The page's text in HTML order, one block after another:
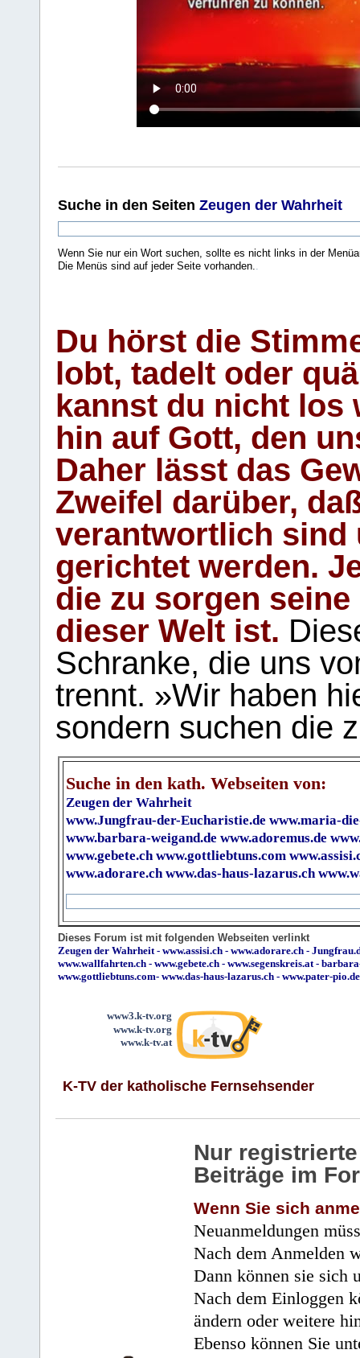
Suche in den Seiten Zeugen der Wahrheit
Wenn Sie nur ein Wort suchen, sollte es nicht links in der
Die Menüs sind auf jeder Seite vorhanden..
Du hörst die
lobt, tadelt oder
kannst du nicht los
hin auf Gott, den
Daher lässt das
Zweifel darüber,
verantwortlich sind
gerichtet werden.
die zu sorgen
dieser Welt ist.
Schranke, die uns
trennt. »Wir haben
sondern suchen die
Suche in den kath. Webseiten von:
Zeugen der Wahrheit
www.Jungfrau-der-Eucharistie.de www.maria-
www.barbara-weigand.de www.adoremus.de
www.gebete.ch www.gottliebtuns.com
www.adorare.ch www.das-haus-lazarus.ch
Dieses Forum ist mit folgenden Webseiten verlinkt
Zeugen der Wahrheit- www.assisi.ch - www.adorare.ch -
www.wallfahrten.ch - www.gebete.ch - www.segenskreis.at-
www.gottliebtuns.com- www.das-haus-lazarus.ch - www.pater-pio.de
www3.k-tv.org
www.k-tv.org
www.k-tv.at
K-TV der katholische Fernsehsender
Nur
Beiträge im
Wenn Sie sich
Neuanmeldungen
Nach dem Anmelden
Dann können sie sich
Nach dem Einloggen
ändern oder weitere
Ebenso können Sie